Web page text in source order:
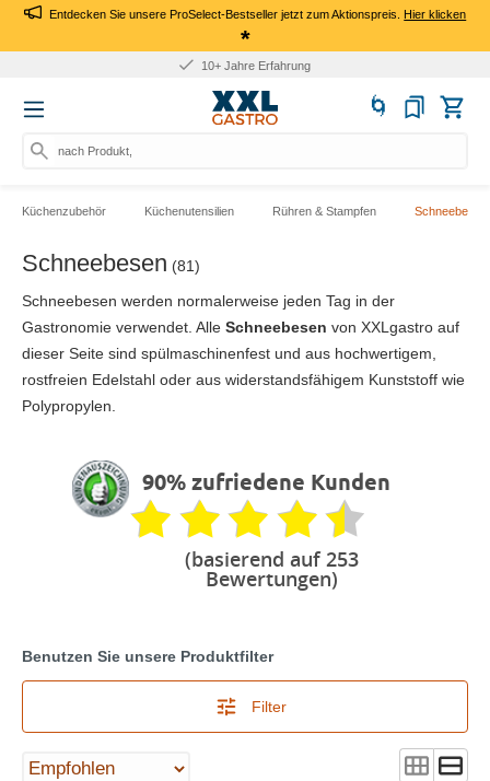
Entdecken Sie unsere ProSelect-Bestseller jetzt zum Aktionspreis.Hier klicken
*
10+ Jahre Erfahrung
nach Produkt, Art.-Nr.
Küchenzubehör Küchenutensilien Rühren & Stampfen Schneebesen
Schneebesen (81)
Schneebesen werden normalerweise jeden Tag in der
Gastronomie verwendet. Alle Schneebesen von XXLgastro auf
dieser Seite sind spülmaschinenfest und aus hochwertigem,
rostfreien Edelstahl oder aus widerstandsfähigem Kunststoff wie
Polypropylen.
90% zufriedene Kunden
(basierend auf 253
Bewertungen)
Benutzen Sie unsere Produktfilter
Filter